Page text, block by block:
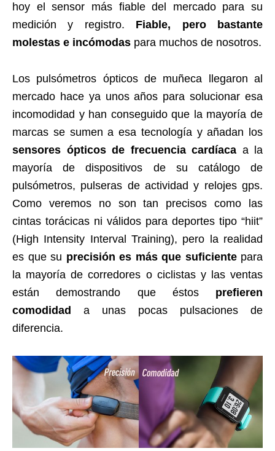
hoy el sensor más fiable del mercado para su
medición y registro. Fiable, pero bastante
molestas e incómodas para muchos de nosotros.
Los pulsómetros ópticos de muñeca llegaron al
mercado hace ya unos años para solucionar esa
incomodidad y han conseguido que la mayoría de
marcas se sumen a esa tecnología y añadan los
sensores ópticos de frecuencia cardíaca a la
mayoría de dispositivos de su catálogo de
pulsómetros, pulseras de actividad y relojes gps.
Como veremos no son tan precisos como las
cintas torácicas ni válidos para deportes tipo “hiit”
(High Intensity Interval Training), pero la realidad
es que su precisión es más que suficientepara
la mayoría de corredores o ciclistas y las ventas
están demostrando que éstos prefieren
comodidad
a unas pocas pulsaciones de
diferencia.